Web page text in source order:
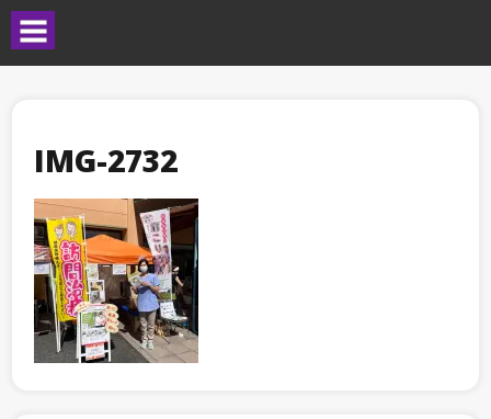
IMG-2732